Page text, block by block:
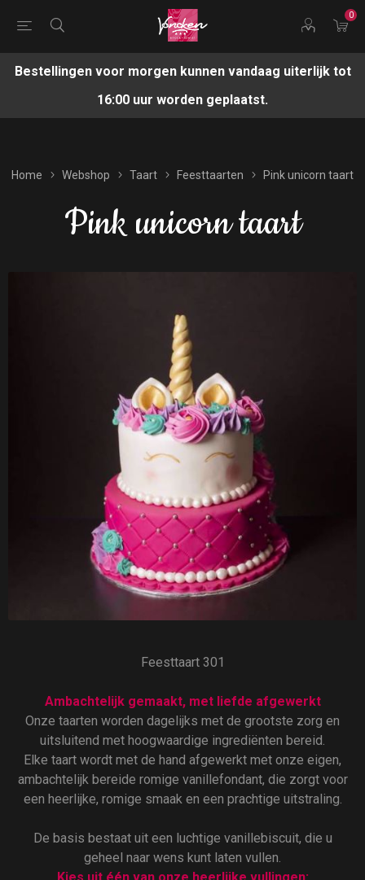
0
Bestellingen voor morgen kunnen vandaag uiterlijk tot
16:00 uur worden geplaatst.
Home Webshop Taart Feesttaarten Pink unicorn taart
Pink unicorn taart
Feesttaart 301
Ambachtelijk gemaakt, met liefde afgewerkt
Onze taarten worden dagelijks met de grootste zorg en
uitsluitend met hoogwaardige ingrediënten bereid.
Elke taart wordt met de hand afgewerkt met onze eigen,
ambachtelijk bereide romige vanillefondant, die zorgt voor
een heerlijke, romige smaak en een prachtige uitstraling.
De basis bestaat uit een luchtige vanillebiscuit, die u
geheel naar wens kunt laten vullen.